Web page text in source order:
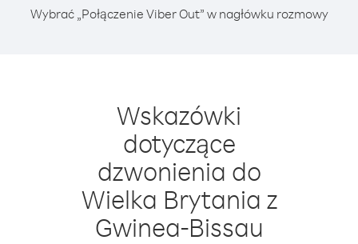
Wybrać „Połączenie Viber Out” w nagłówku rozmowy
Wskazówki
dotyczące
dzwonienia do
Wielka Brytania z
Gwinea-Bissau